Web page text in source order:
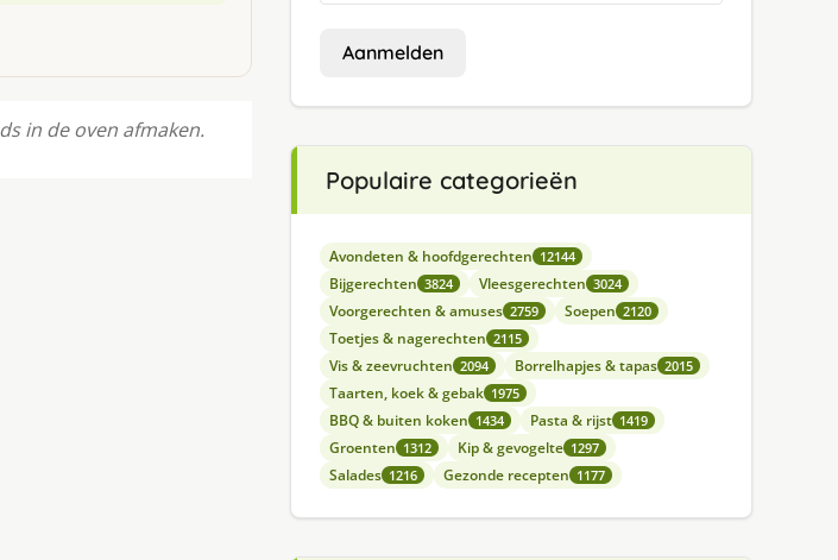
in de oven afmaken.
Aanmelden
Populaire categorieën
Avondeten & hoofdgerechten 12144
Bijgerechten 3824 Vleesgerechten 3024
Voorgerechten & amuses 2759 Soepen 2120
Toetjes & nagerechten 2115
Vis & zeevruchten 2094 Borrelhapjes & tapas 2015
Taarten, koek & gebak 1975
BBQ & buiten koken 1434 Pasta & rijst 1419
Groenten 1312 Kip & gevogelte 1297
Salades 1216 Gezonde recepten 1177